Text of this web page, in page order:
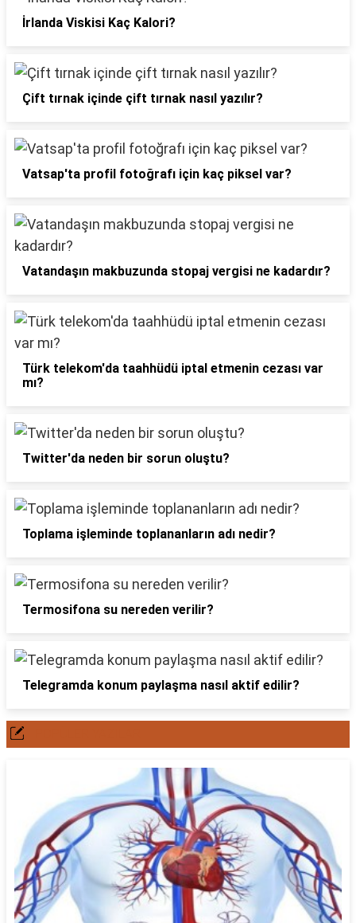
İrlanda Viskisi Kaç Kalori?
Çift tırnak içinde çift tırnak nasıl yazılır?
Vatsap'ta profil fotoğrafı için kaç piksel var?
Vatandaşın makbuzunda stopaj vergisi ne kadardır?
Türk telekom'da taahhüdü iptal etmenin cezası var
mı?
Twitter'da neden bir sorun oluştu?
Toplama işleminde toplananların adı nedir?
Termosifona su nereden verilir?
Telegramda konum paylaşma nasıl aktif edilir?